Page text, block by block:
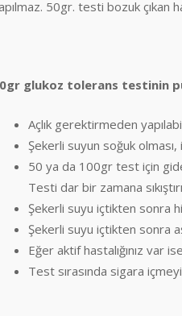
50gr. testi bozuk
glukoz tolerans testinin
Açlık gerektirmeden
Şekerli suyun soğuk
50 ya da 100gr test için
Testi dar bir zamana
Şekerli suyu içtikten sonra
Şekerli suyu içtikten sonra
Eğer aktif hastalığınız var
Test sırasında sigara